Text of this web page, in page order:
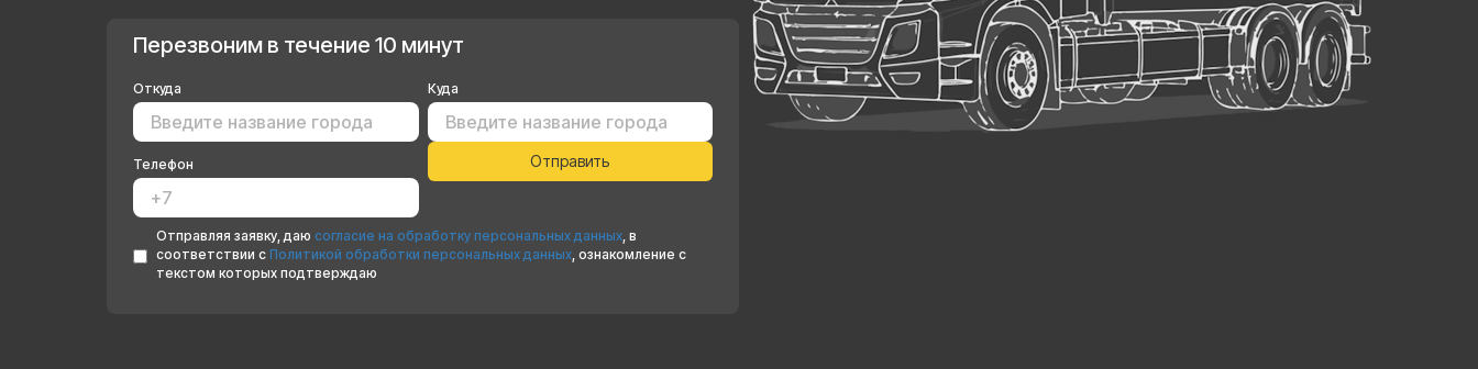
Перезвоним в течение 10 минут
Откуда Куда
Телефон
Отправляя заявку, даю согласие на обработку персональных данных, в
соответствии с Политикой обработки персональных данных, ознакомление с
текстом которых подтверждаю